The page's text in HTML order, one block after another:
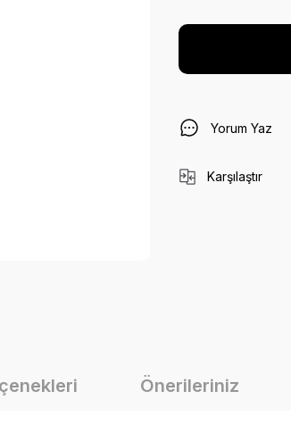
Yorum Yaz
Karşılaştır
Önerileriniz